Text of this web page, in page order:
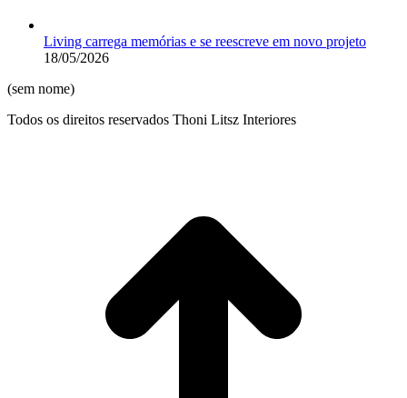
Living carrega memórias e se reescreve em novo projeto
18/05/2026
(sem nome)
Todos os direitos reservados Thoni Litsz Interiores